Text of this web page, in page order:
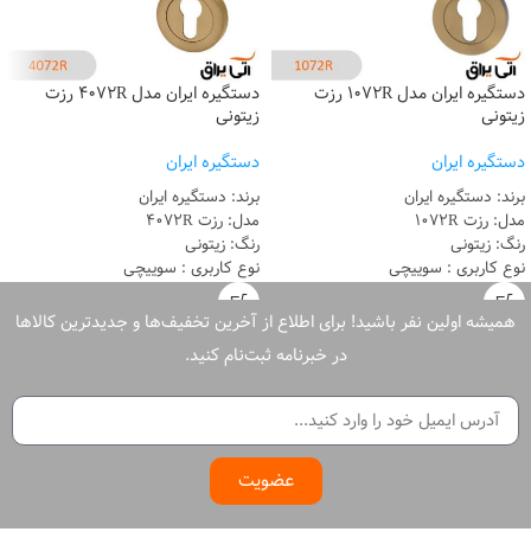
دستگیره ایران مدل 1072R رزت
زیتونی
دستگیره ایران
برند: دستگیره ایران
مدل: رزت 1072R
رنگ: زیتونی
نوع کاربری : سوییچی
ساخت : ایران
گارانتی : 8 سال
دستگیره ایران مدل 4072R رزت
زیتونی
دستگیره ایران
برند: دستگیره ایران
مدل: رزت 4072R
رنگ: زیتونی
نوع کاربری : سوییچی
ساخت : ایران
گارانتی : 8 سال
همیشه اولین نفر باشید! برای اطلاع از آخرین تخفیف‌ها و جدیدترین کالاها
در خبرنامه ثبت‌نام کنید.
عضویت